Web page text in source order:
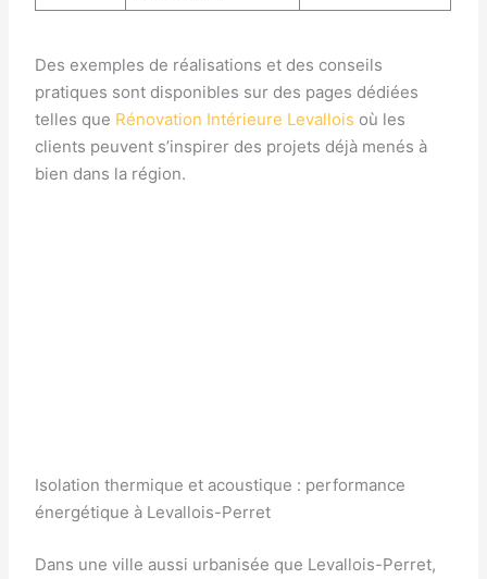
Des exemples de réalisations et des conseils
pratiques sont disponibles sur des pages dédiées
telles que Rénovation Intérieure Levallois où les
clients peuvent s’inspirer des projets déjà menés à
bien dans la région.
Isolation thermique et acoustique : performance
énergétique à Levallois-Perret
Dans une ville aussi urbanisée que Levallois-Perret,